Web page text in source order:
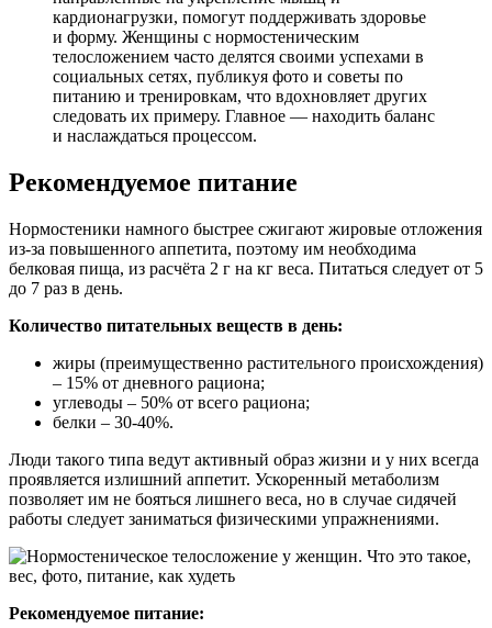
кардионагрузки, помогут поддерживать здоровье
и форму. Женщины с нормостеническим
телосложением часто делятся своими успехами в
социальных сетях, публикуя фото и советы по
питанию и тренировкам, что вдохновляет других
следовать их примеру. Главное — находить баланс
и наслаждаться процессом.
Рекомендуемое питание
Нормостеники намного быстрее сжигают жировые отложения
из-за повышенного аппетита, поэтому им необходима
белковая пища, из расчёта 2 г на кг веса. Питаться следует от 5
до 7 раз в день.
Количество питательных веществ в день:
жиры (преимущественно растительного происхождения)
– 15% от дневного рациона;
углеводы – 50% от всего рациона;
белки – 30-40%.
Люди такого типа ведут активный образ жизни и у них всегда
проявляется излишний аппетит. Ускоренный метаболизм
позволяет им не бояться лишнего веса, но в случае сидячей
работы следует заниматься физическими упражнениями.
Рекомендуемое питание: